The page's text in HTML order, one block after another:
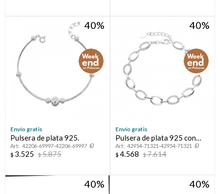
40
Envío gratis
Pulsera de plata 925.
42206-69997-42206-69997
$ 3.525 $5.875
40
Envío gratis
Pulsera de plata 925 con
circonias.
42954-71321-42954-71321
$ 4.568 $7.614
40 40